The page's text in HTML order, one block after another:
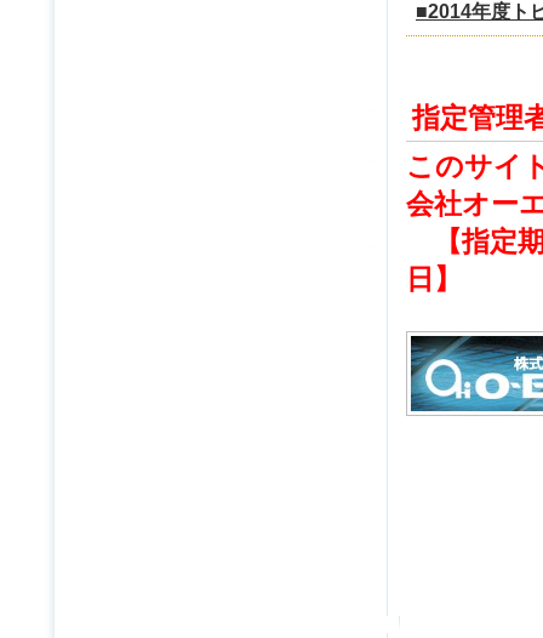
■2014年度ト
指定管理
このサイ
会社オー
【指定
日】